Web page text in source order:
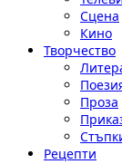
Сцена
Кино
Творчество
Проза
Рецепти